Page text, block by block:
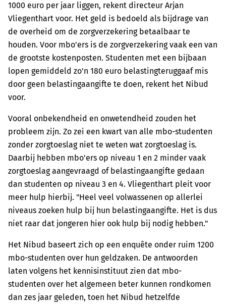
1000 euro per jaar liggen, rekent directeur Arjan
Vliegenthart voor. Het geld is bedoeld als bijdrage van
de overheid om de zorgverzekering betaalbaar te
houden. Voor mbo'ers is de zorgverzekering vaak een van
de grootste kostenposten. Studenten met een bijbaan
lopen gemiddeld zo'n 180 euro belastingteruggaaf mis
door geen belastingaangifte te doen, rekent het Nibud
voor.
Vooral onbekendheid en onwetendheid zouden het
probleem zijn. Zo zei een kwart van alle mbo-studenten
zonder zorgtoeslag niet te weten wat zorgtoeslag is.
Daarbij hebben mbo'ers op niveau 1 en 2 minder vaak
zorgtoeslag aangevraagd of belastingaangifte gedaan
dan studenten op niveau 3 en 4. Vliegenthart pleit voor
meer hulp hierbij. "Heel veel volwassenen op allerlei
niveaus zoeken hulp bij hun belastingaangifte. Het is dus
niet raar dat jongeren hier ook hulp bij nodig hebben."
Het Nibud baseert zich op een enquête onder ruim 1200
mbo-studenten over hun geldzaken. De antwoorden
laten volgens het kennisinstituut zien dat mbo-
studenten over het algemeen beter kunnen rondkomen
dan zes jaar geleden, toen het Nibud hetzelfde